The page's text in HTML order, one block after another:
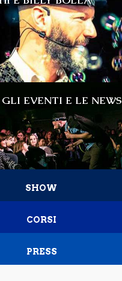
GLI EVENTI E LE NEWS
SHOW
CORSI
PRESS